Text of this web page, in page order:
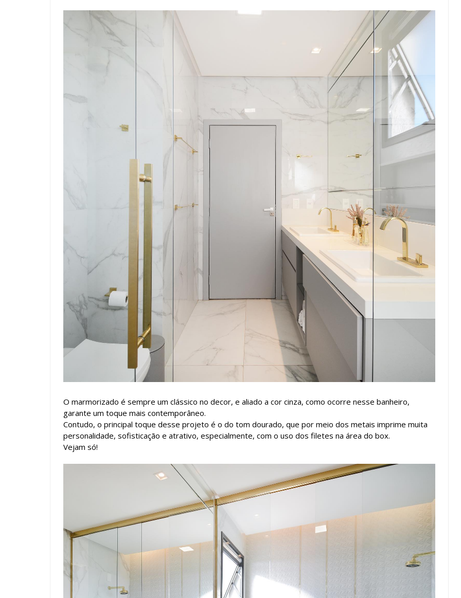
O marmorizado é sempre um clássico no decor, e aliado a cor cinza, como ocorre nesse banheiro,
garante um toque mais contemporâneo.
Contudo, o principal toque desse projeto é o do tom dourado, que por meio dos metais imprime muita
personalidade, sofisticação e atrativo, especialmente, com o uso dos filetes na área do box.
Vejam só!